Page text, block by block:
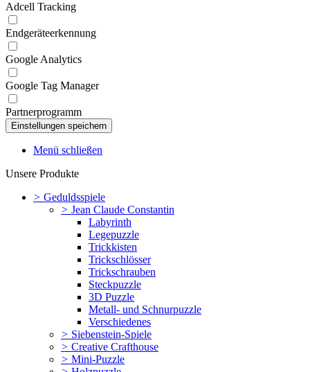
Adcell Tracking
Endgeräteerkennung
Google Analytics
Google Tag Manager
Partnerprogramm
Menü schließen
Unsere Produkte
> Geduldsspiele
> Jean Claude Constantin
Labyrinth
Legepuzzle
Trickkisten
Trickschlösser
Trickschrauben
Steckpuzzle
3D Puzzle
Metall- und Schnurpuzzle
Verschiedenes
> Siebenstein-Spiele
> Creative Crafthouse
> Mini-Puzzle